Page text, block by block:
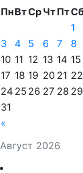
Август 2026
ПнВтСрЧтПт
«
1
3
4 5 6 7 8
10 11 12 13 14 15
17 18 19 20 21 22
24 25 26 27 28 29
31